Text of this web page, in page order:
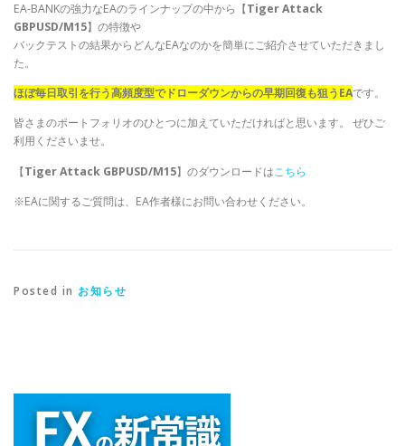
EA-BANKの強力なEAのラインナップの中から【Tiger Attack
GBPUSD/M15】の特徴や
バックテストの結果からどんなEAなのかを簡単にご紹介させていただきまし
た。
ほぼ毎日取引を行う高頻度型でドローダウンからの早期回復も狙うEAです。
皆さまのポートフォリオのひとつに加えていただければと思います。 ぜひご
利用くださいませ。
【Tiger Attack GBPUSD/M15】のダウンロードはこちら
※EAに関するご質問は、EA作者様にお問い合わせください。
Posted in お知らせ